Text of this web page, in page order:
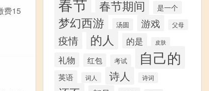
费15
春节期间 是一个
梦幻西游 汤圆 游戏 父母
疫情 的人 的是 皮肤
礼物 红包 考试 自己的
英语 词人 诗人 诗词